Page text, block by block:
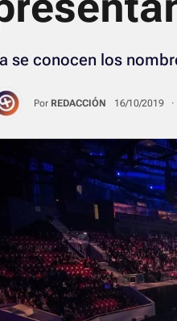
se conocen los
Por REDACCIÓN 16/10/2019